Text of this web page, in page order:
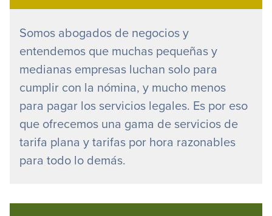
Somos abogados de negocios y
entendemos que muchas pequeñas y
medianas empresas luchan solo para
cumplir con la nómina, y mucho menos
para pagar los servicios legales. Es por eso
que ofrecemos una gama de servicios de
tarifa plana y tarifas por hora razonables
para todo lo demás.